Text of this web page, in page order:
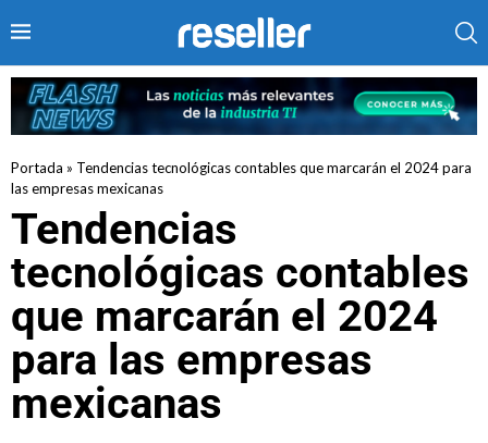
Portada » Tendencias tecnológicas contables que marcarán el 2024 para
las empresas mexicanas
Tendencias
tecnológicas contables
que marcarán el 2024
para las empresas
mexicanas